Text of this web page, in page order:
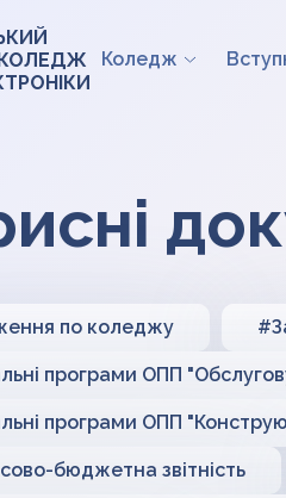
Коледж
по коледжу
програми ОПП
програми ОПП
бюджетна звітність